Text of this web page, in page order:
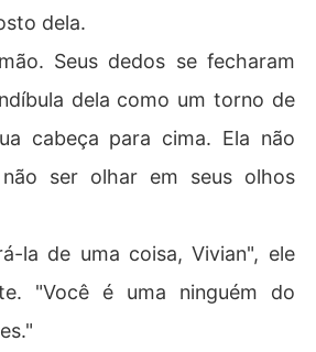
dela.
Seus dedos se fecharam
dela como um torno de
cabeça para cima. Ela não
ser olhar em seus olhos
la de uma coisa, Vivian", ele
"Você é uma ninguém do